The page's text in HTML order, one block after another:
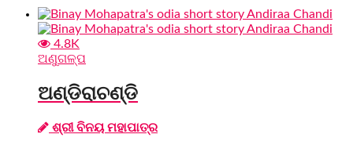
4.8K
ଅଣୁଗଳ୍ପ
ଅଣ୍ଡିରାଚଣ୍ଡି
ଶ୍ରୀ ବିନୟ ମହାପାତ୍ର